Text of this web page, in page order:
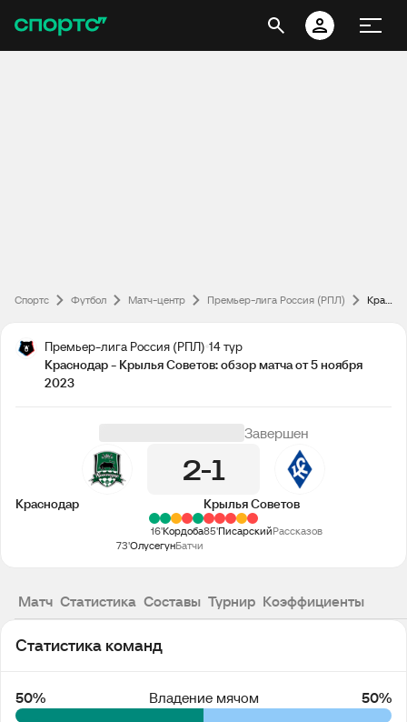
Спортс Футбол Матч-центр Премьер-лига Россия (РПЛ) Краснодар - Крылья Советов: обзор матча от 5 ноября 2023
Премьер-лига Россия (РПЛ) 14 тур
Краснодар - Крылья Советов: обзор матча от 5 ноября
2023
Завершен
2 1
Краснодар Крылья Советов
16'Кордоба
73'ОлусегунБатчи
85'ПисарскийРассказов
Матч Статистика Составы Турнир Коэффициенты
Статистика команд
50% Владение мячом 50%